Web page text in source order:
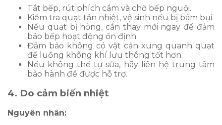
Tắt bếp, rút phích cắm và chờ bếp nguội.
Kiểm tra quạt tản nhiệt, vệ sinh nếu bị bám bụi.
Nếu quạt bị hỏng, cần thay mới ngay để đảm
bảo bếp hoạt động ổn định.
Đảm bảo không có vật cản xung quanh quạt
để luồng không khí lưu thông tốt hơn.
Nếu không thể tự sửa, hãy liên hệ trung tâm
bảo hành để được hỗ trợ.
4. Do cảm biến nhiệt
Nguyên nhân: